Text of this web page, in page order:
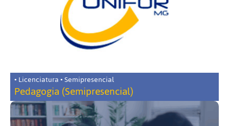
• Licenciatura • Semipresencial
Pedagogia (Semipresencial)